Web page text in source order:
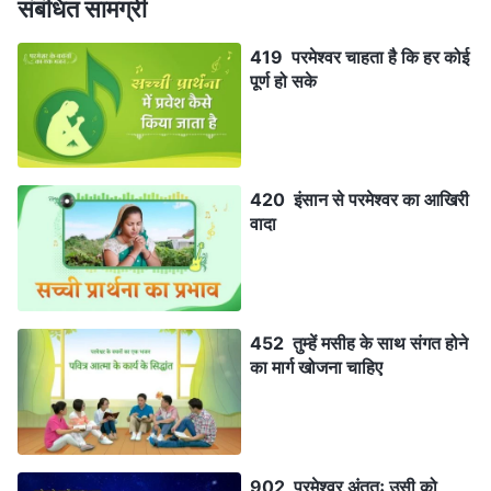
संबंधित सामग्री
419 परमेश्वर चाहता है कि हर कोई
पूर्ण हो सके
420 इंसान से परमेश्वर का आखिरी
वादा
452 तुम्हें मसीह के साथ संगत होने
का मार्ग खोजना चाहिए
902 परमेश्वर अंततः उसी को